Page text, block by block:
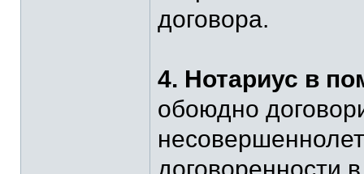
договора.
4. Нотариус в
обоюдно